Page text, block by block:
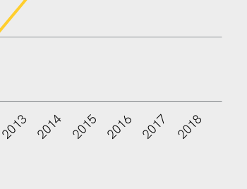
2013 2014 2015 2016 2017 2018